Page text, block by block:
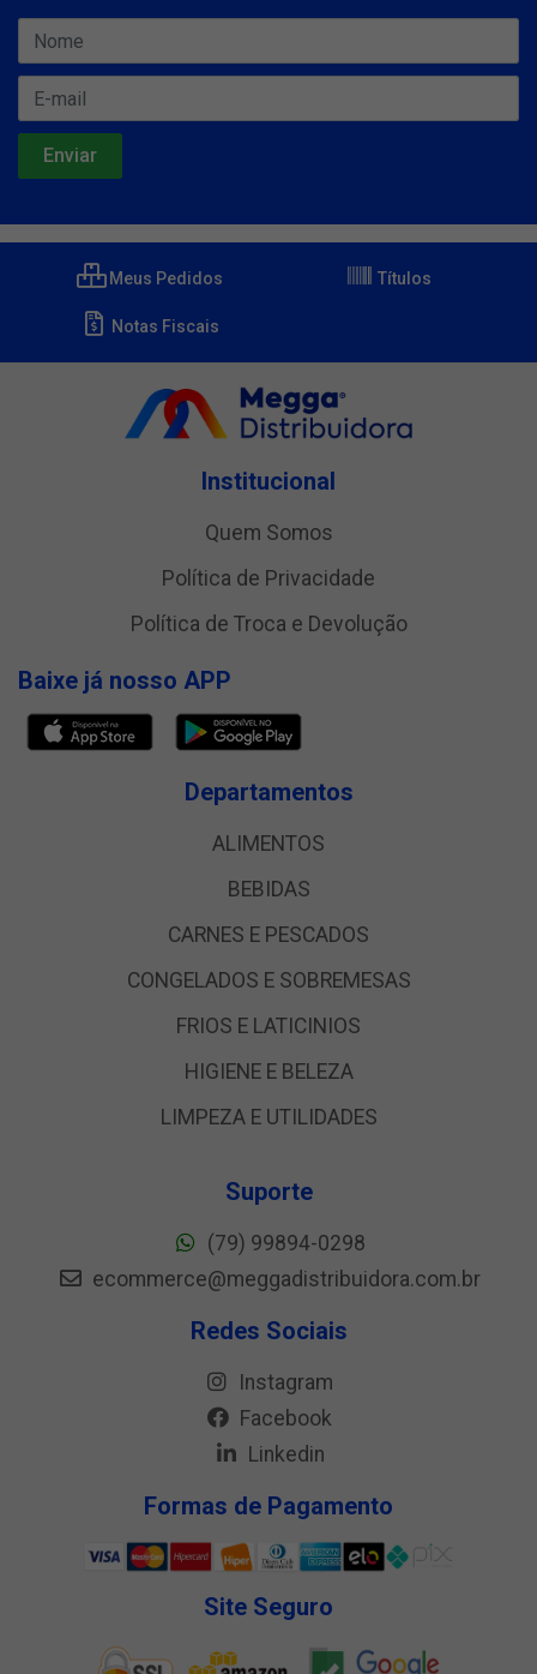
Meus Pedidos Títulos
Notas Fiscais
Institucional
Quem Somos
Política de Privacidade
Política de Troca e Devolução
Baixe já nosso APP
Departamentos
ALIMENTOS
BEBIDAS
CARNES E PESCADOS
CONGELADOS E SOBREMESAS
FRIOS E LATICINIOS
HIGIENE E BELEZA
LIMPEZA E UTILIDADES
Suporte
(79) 99894-0298
ecommerce@meggadistribuidora.com.br
Redes Sociais
Instagram
Facebook
Linkedin
Formas de Pagamento
Site Seguro